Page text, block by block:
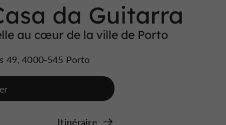
da Guitarra
au cœur de la ville de Porto
49, 4000-545 Porto
Itinéraire